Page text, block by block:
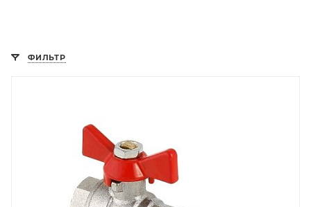
ФИЛЬТР